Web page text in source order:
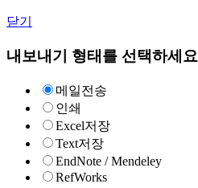
닫기
내보내기 형태를 선택하세요
메일전송
인쇄
Excel저장
Text저장
EndNote / Mendeley
RefWorks